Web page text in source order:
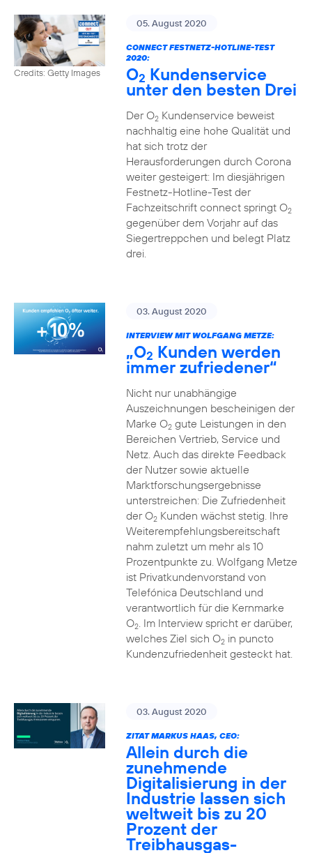
Credits: Getty Images
05. August 2020
CONNECT FESTNETZ-HOTLINE-TEST
2020:
O2 Kundenservice
unter den besten Drei
Der O2Kundenservice beweist
nachhaltig eine hohe Qualität und
hat sich trotz der
Herausforderungen durch Corona
weiter gesteigert: Im diesjährigen
Festnetz-Hotline-Test der
Fachzeitschrift connect springt O2
gegenüber dem Vorjahr auf das
Siegertreppchen und belegt Platz
drei.
03. August 2020
INTERVIEW MIT WOLFGANG METZE:
„O2 Kunden werden
immer zufriedener“
Nicht nur unabhängige
Auszeichnungen bescheinigen der
Marke O2gute Leistungen in den
Bereichen Vertrieb, Service und
Netz. Auch das direkte Feedback
der Nutzer sowie aktuelle
Marktforschungsergebnisse
unterstreichen: Die Zufriedenheit
der O2Kunden wächst stetig. Ihre
Weiterempfehlungsbereitschaft
nahm zuletzt um mehr als 10
Prozentpunkte zu. Wolfgang Metze
ist Privatkundenvorstand von
Telefónica Deutschland und
verantwortlich für die Kernmarke
O2. Im Interview spricht er darüber,
welches Ziel sich O2in puncto
Kundenzufriedenheit gesteckt hat.
03. August 2020
ZITAT MARKUS HAAS, CEO:
Allein durch die
zunehmende
Digitalisierung in der
Industrie lassen sich
weltweit bis zu 20
Prozent der
Treibhausgas-